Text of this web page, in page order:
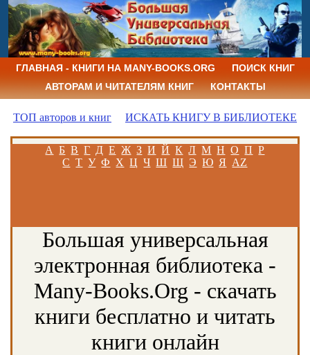
ГЛАВНАЯ - КНИГИ НА MANY-BOOKS.ORG
ПОИСК КНИГ
АВТОРАМ И ЧИТАТЕЛЯМ КНИГ
КОНТАКТЫ
ТОП авторов и книг ИСКАТЬ КНИГУ В БИБЛИОТЕКЕ
А Б В Г Д Е Ж З И Й К Л М Н О П Р
С Т У Ф Х Ц Ч Ш Щ Э Ю Я AZ
Большая универсальная
электронная библиотека -
Many-Books.Org - скачать
книги бесплатно и читать
книги онлайн